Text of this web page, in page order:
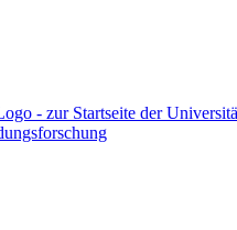
- zur Startseite der